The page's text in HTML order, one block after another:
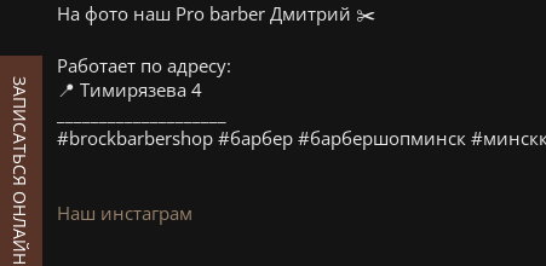
На фото наш Pro barber Дмитрий ✂️
Работает по адресу:
📍 Тимирязева 4
#brockbarbershop #барбер #барбершопминск
Наш инстаграм
ЗАПИСАТЬСЯ ОНЛАЙН